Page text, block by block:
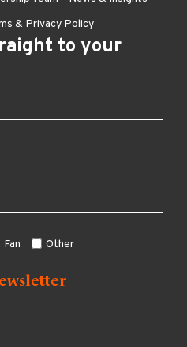
& Privacy Policy
to your
Fan Other